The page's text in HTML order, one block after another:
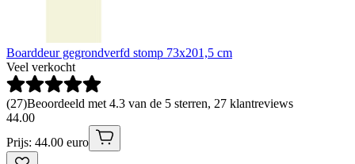
Boarddeur gegrondverfd stomp 73x201,5 cm
Veel verkocht
(27)Beoordeeld met 4.3 van de 5 sterren, 27 klantreviews
44.00
Prijs: 44.00 euro